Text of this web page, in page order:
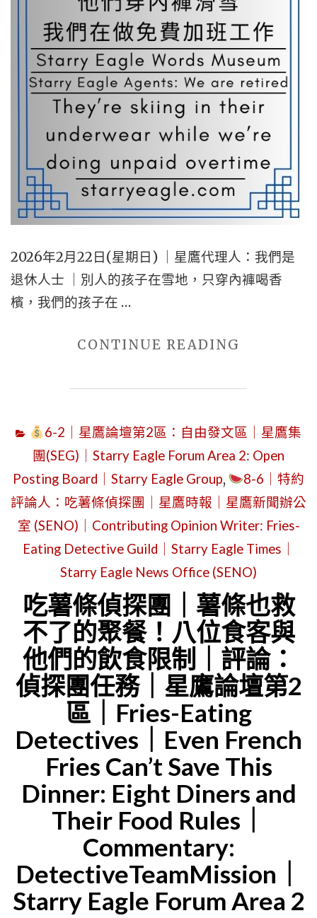
STARRY
EAGLE
FORUM
AREA
2"
長
褲
｜
星
鷹
論
壇
第
2
｜
STARRY
｜
MY
CHILD
WORKS
WITHOUT
THE
BOSS’S
SON
DOESN’T
WEAR
PANTS
｜
STARRY
EAGLE
FORUM
AREA
2"
2026年2月22日(星期日) ｜星鷹代理人：我們是
退休人士 ｜別人的孩子在雪地，只穿內褲喝香
檳，我們的孩子在 …
CONTINUE READING
2
22
日
(星
期
日)
｜
星
鷹
代
理
人：
我
們
是
退
休
人
士
他
們
穿
6-2｜星鷹論壇第2區：自由發文區｜星鷹集
團(SEG)｜Starry Eagle Forum Area 2: Open
Posting Board｜Starry Eagle Group,
8-6｜特約
評論人：吃薯條偵探團｜星鷹時報｜星鷹新聞辦公
室 (SENO)｜Contributing Opinion Writer: Fries-
Eating Detective Guild｜Starry Eagle Times｜
Starry Eagle News Office (SENO)
吃薯條偵探團｜薯條也救
不了的聚餐！八位食客與
他們的飲食限制｜評論：
偵探團任務｜星鷹論壇第2
區｜Fries-Eating
Detectives｜Even French
Fries Can’t Save This
Dinner: Eight Diners and
Their Food Rules｜
Commentary:
DetectiveTeamMission｜
Starry Eagle Forum Area 2